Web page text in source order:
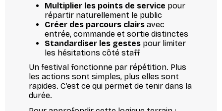
Multiplier les points de service pour
répartir naturellement le public
Créer des parcours clairs avec
entrée, commande et sortie distinctes
Standardiser les gestes pour limiter
les hésitations côté staff
Un festival fonctionne par répétition. Plus
les actions sont simples, plus elles sont
rapides. C’est ce qui permet de tenir dans la
durée.